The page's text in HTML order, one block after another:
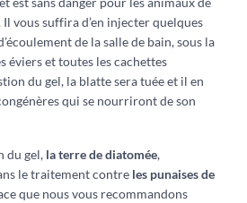
Il vous suffira d’en injecter quelques
de la salle de bain, sous la
éviers et toutes les cachettes
du gel, la blatte sera tuée et il en
qui se nourriront de son
du gel, la terre de diatomée,
le traitement contre les punaises de
que nous vous recommandons